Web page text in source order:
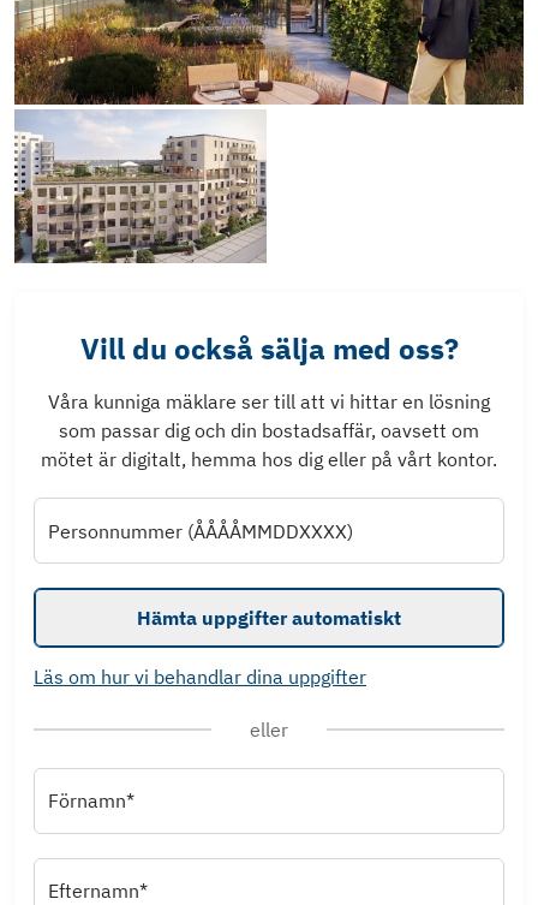
Vill du också sälja med oss?
Våra kunniga mäklare ser till att vi hittar en lösning
som passar dig och din bostadsaffär, oavsett om
mötet är digitalt, hemma hos dig eller på vårt kontor.
Personnummer (ÅÅÅÅMMDDXXXX)
Hämta uppgifter automatiskt
Läs om hur vi behandlar dina uppgifter
eller
Förnamn*
Efternamn*